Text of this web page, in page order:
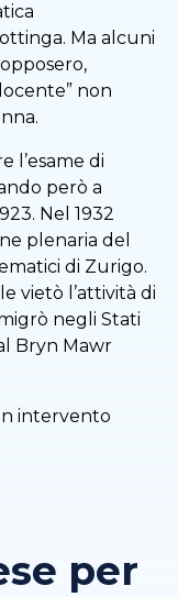
Ma alcuni
non
l’esame di
però a
Nel 1932
plenaria del
di Zurigo.
vietò l’attività di
negli Stati
Bryn Mawr
intervento
per